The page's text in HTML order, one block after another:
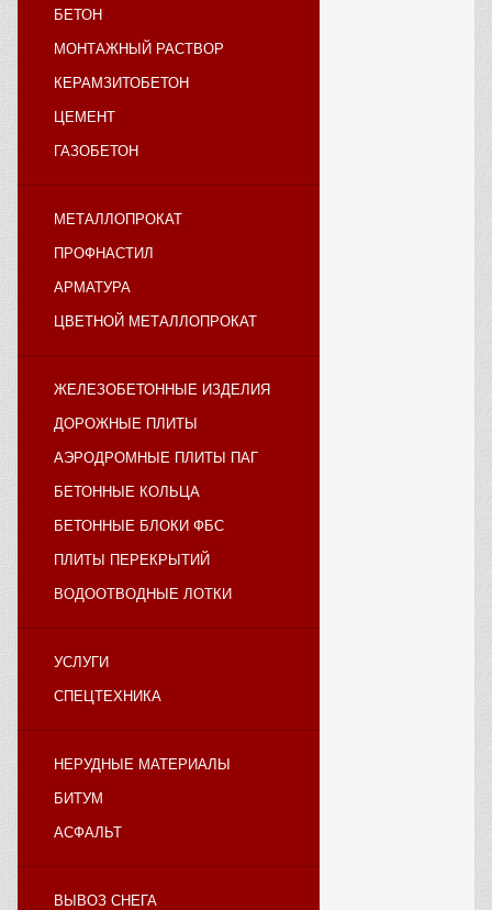
БЕТОН
МОНТАЖНЫЙ РАСТВОР
КЕРАМЗИТОБЕТОН
ЦЕМЕНТ
ГАЗОБЕТОН
МЕТАЛЛОПРОКАТ
ПРОФНАСТИЛ
АРМАТУРА
ЦВЕТНОЙ МЕТАЛЛОПРОКАТ
ЖЕЛЕЗОБЕТОННЫЕ ИЗДЕЛИЯ
ДОРОЖНЫЕ ПЛИТЫ
АЭРОДРОМНЫЕ ПЛИТЫ ПАГ
БЕТОННЫЕ КОЛЬЦА
БЕТОННЫЕ БЛОКИ ФБС
ПЛИТЫ ПЕРЕКРЫТИЙ
ВОДООТВОДНЫЕ ЛОТКИ
УСЛУГИ
СПЕЦТЕХНИКА
НЕРУДНЫЕ МАТЕРИАЛЫ
БИТУМ
АСФАЛЬТ
ВЫВОЗ СНЕГА